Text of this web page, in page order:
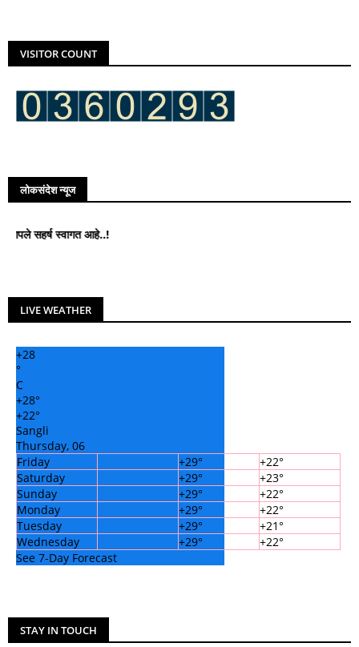
VISITOR COUNT
लोकसंदेश न्यूज
स्वागत आहे..!
LIVE WEATHER
+28
°
C
+28°
+22°
Sangli
Thursday, 06
Friday
+29° +22°
Saturday
+29° +23°
Sunday
+29° +22°
Monday
+29° +22°
Tuesday
+29° +21°
Wednesday
+29° +22°
See 7-Day Forecast
STAY IN TOUCH